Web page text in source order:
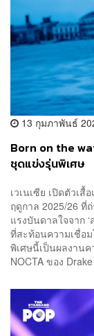
13 กุมภาพันธ์
Born on the
ชุดแข่งรุ่นพิเศษ
เวเนเซีย เปิดตัวเสื้
ฤดูกาล 2025/26 ที่
แรงบันดาลใจจาก
ที่สะท้อนความเชื่อ
พิเศษนี้เป็นผลงานค
NOCTA ของ